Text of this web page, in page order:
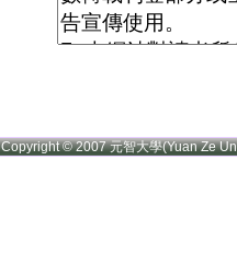
Copyright © 2007 元智大學(Yuan Ze